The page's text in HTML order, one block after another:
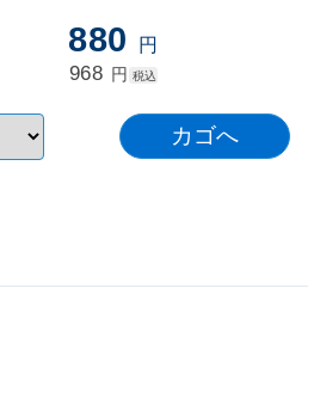
880 円
968 円 税込